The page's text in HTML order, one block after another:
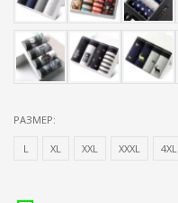
РАЗМЕР:
L XL XXL XXXL 4XL